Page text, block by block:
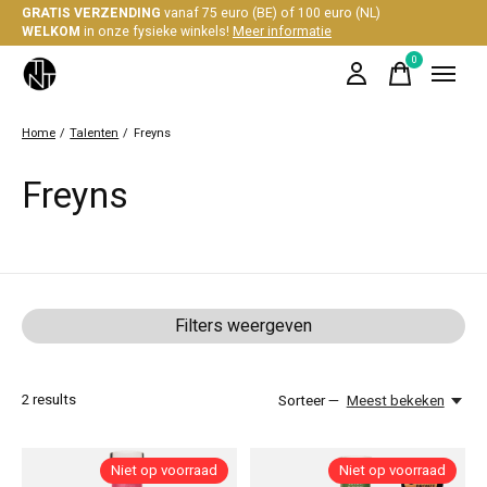
GRATIS VERZENDING vanaf 75 euro (BE) of 100 euro (NL)
WELKOM in onze fysieke winkels!Meer informatie
0items
Home / Talenten / Freyns
Freyns
Filters weergeven
2results Sorteer — Meest bekeken
Niet op voorraad Niet op voorraad